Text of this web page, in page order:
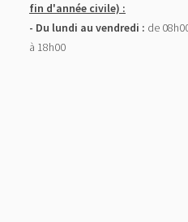
fin d'année civile) :
- Du lundi au vendredi : de
à 18h00